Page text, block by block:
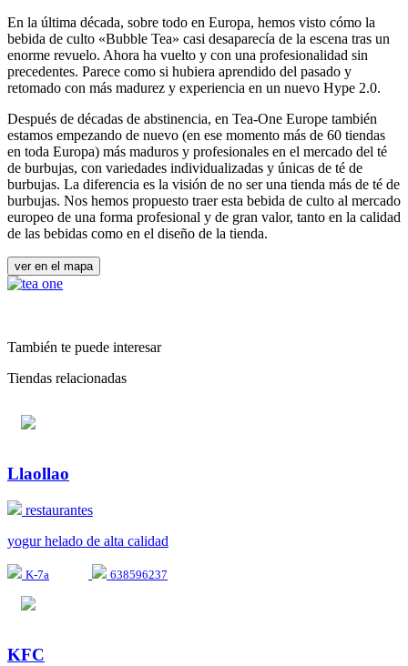
En la última década, sobre todo en Europa, hemos visto cómo la
bebida de culto «Bubble Tea» casi desaparecía de la escena tras un
enorme revuelo. Ahora ha vuelto y con una profesionalidad sin
precedentes. Parece como si hubiera aprendido del pasado y
retomado con más madurez y experiencia en un nuevo Hype 2.0.
Después de décadas de abstinencia, en Tea-One Europe también
estamos empezando de nuevo (en ese momento más de 60 tiendas
en toda Europa) más maduros y profesionales en el mercado del té
de burbujas, con variedades individualizadas y únicas de té de
burbujas. La diferencia es la visión de no ser una tienda más de té de
burbujas. Nos hemos propuesto traer esta bebida de culto al mercado
europeo de una forma profesional y de gran valor, tanto en la calidad
de las bebidas como en el diseño de la tienda.
ver en el mapa
También te puede interesar
Tiendas relacionadas
Llaollao
restaurantes
yogur helado de alta calidad
K-7a 638596237
KFC